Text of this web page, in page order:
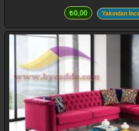
₺0,00 Yakından